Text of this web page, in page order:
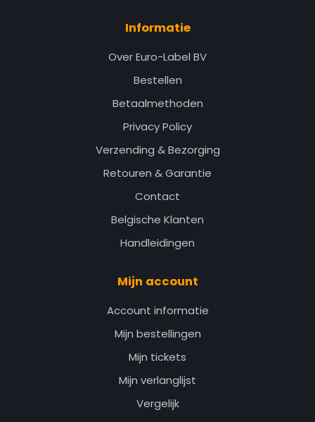
Informatie
Over Euro-Label BV
Bestellen
Betaalmethoden
Privacy Policy
Verzending & Bezorging
Retouren & Garantie
Contact
Belgische Klanten
Handleidingen
Mijn account
Account informatie
Mijn bestellingen
Mijn tickets
Mijn verlanglijst
Vergelijk